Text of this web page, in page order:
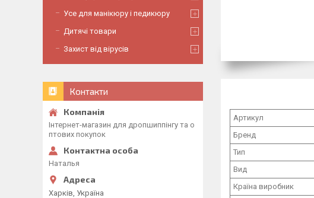
Артикул
Бренд
Тип
Вид
Країна виробник
Усе для манікюру і педикюру
Дитячі товари
Захист від вірусів
Контакти
Інтернет-магазин для дропшиппінгу та о
птових покупок
Наталья
Харків, Україна